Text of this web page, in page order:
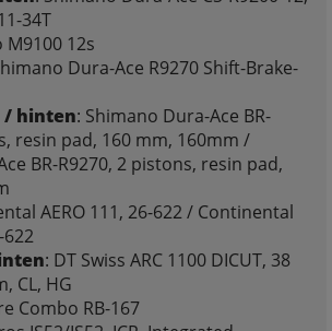
34T
M9100 12s
Dura-Ace R9270 Shift-Brake-
/ hinten: Shimano Dura-Ace BR-
resin pad, 160 mm, 160mm /
BR-R9270, 2 pistons, resin pad,
AERO 111, 26-622 / Continental
622
: DT Swiss ARC 1100 DICUT, 38
CL, HG
Combo RB-167